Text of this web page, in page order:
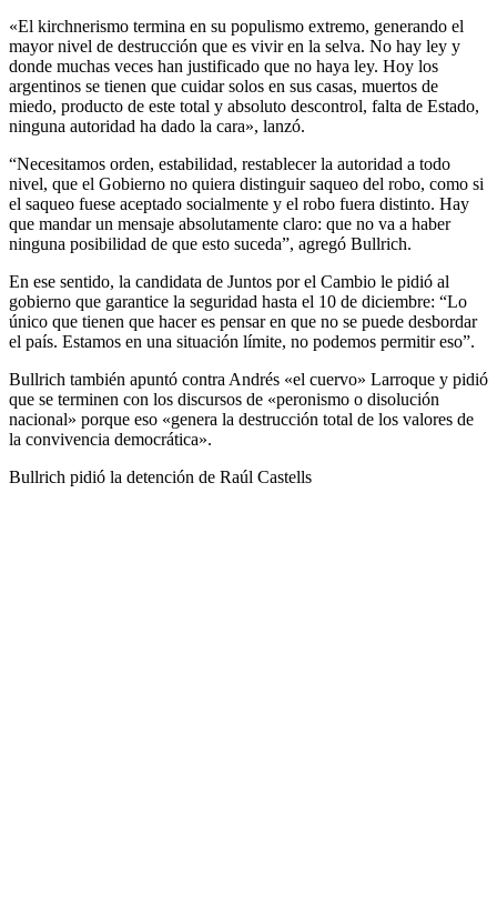
«El kirchnerismo termina en su populismo extremo, generando el
mayor nivel de destrucción que es vivir en la selva. No hay ley y
donde muchas veces han justificado que no haya ley. Hoy los
argentinos se tienen que cuidar solos en sus casas, muertos de
miedo, producto de este total y absoluto descontrol, falta de Estado,
ninguna autoridad ha dado la cara», lanzó.
“Necesitamos orden, estabilidad, restablecer la autoridad a todo
nivel, que el Gobierno no quiera distinguir saqueo del robo, como si
el saqueo fuese aceptado socialmente y el robo fuera distinto. Hay
que mandar un mensaje absolutamente claro: que no va a haber
ninguna posibilidad de que esto suceda”, agregó Bullrich.
En ese sentido, la candidata de Juntos por el Cambio le pidió al
gobierno que garantice la seguridad hasta el 10 de diciembre: “Lo
único que tienen que hacer es pensar en que no se puede desbordar
el país. Estamos en una situación límite, no podemos permitir eso”.
Bullrich también apuntó contra Andrés «el cuervo» Larroque y pidió
que se terminen con los discursos de «peronismo o disolución
nacional» porque eso «genera la destrucción total de los valores de
la convivencia democrática».
Bullrich pidió la detención de Raúl Castells